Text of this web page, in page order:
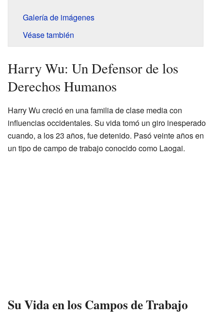
Galería de imágenes
Véase también
Harry Wu: Un Defensor de los
Derechos Humanos
Harry Wu creció en una familia de clase media con
influencias occidentales. Su vida tomó un giro inesperado
cuando, a los 23 años, fue detenido. Pasó veinte años en
un tipo de campo de trabajo conocido como Laogai.
Su Vida en los Campos de Trabajo